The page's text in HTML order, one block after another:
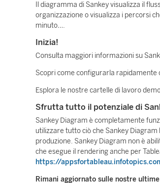
Il diagramma di Sankey visualizza il
organizzazione o visualizza i percorsi
minuto….
Inizia!
Consulta maggiori informazioni su
Scopri come configurarla rapidamente
Esplora le nostre cartelle di lavoro
Sfrutta tutto il potenziale di
Sankey Diagram è completamente
utilizzare tutto ciò che Sankey
produzione. Sankey Diagram non è
che esegue il rendering anche per
https://
Rimani aggiornato sulle nostre